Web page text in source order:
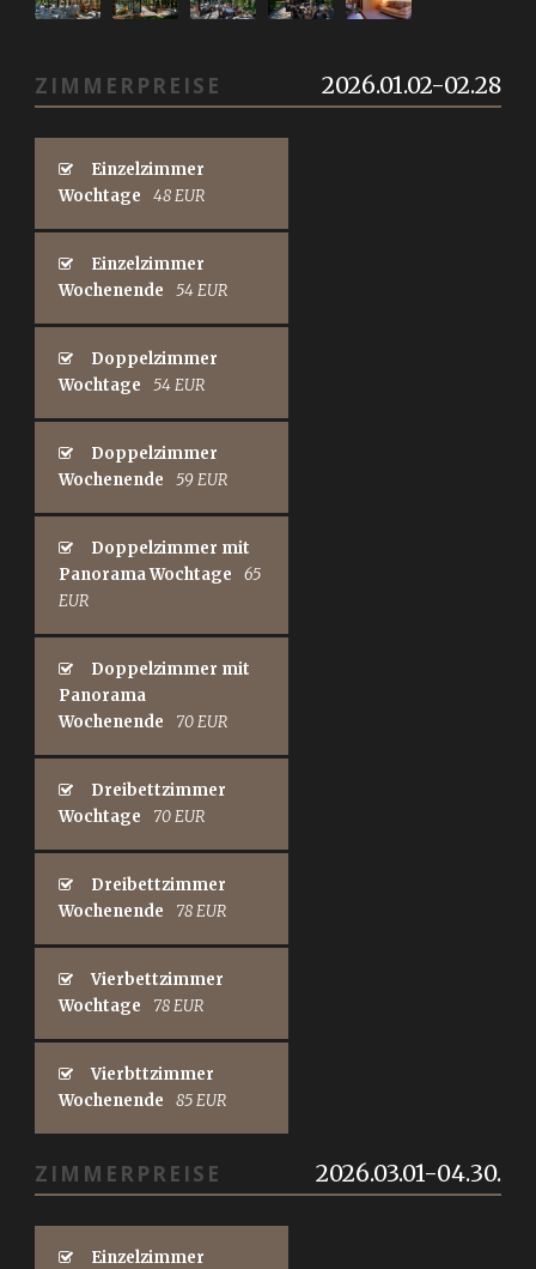
ZIMMERPREISE 2026.01.02-02.28
Einzelzimmer
Wochtage
48 EUR
Einzelzimmer
Wochenende
54 EUR
Doppelzimmer
Wochtage
54 EUR
Doppelzimmer
Wochenende
59 EUR
Doppelzimmer mit
Panorama Wochtage
65
EUR
Doppelzimmer mit
Panorama
Wochenende
70 EUR
Dreibettzimmer
Wochtage
70 EUR
Dreibettzimmer
Wochenende
78 EUR
Vierbettzimmer
Wochtage
78 EUR
Vierbttzimmer
Wochenende
85 EUR
ZIMMERPREISE 2026.03.01-04.30.
Einzelzimmer